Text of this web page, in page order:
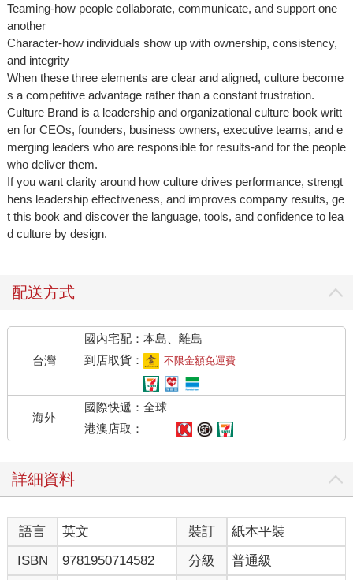
Teaming-how people collaborate, communicate, and support one
another
Character-how individuals show up with ownership, consistency,
and integrity
When these three elements are clear and aligned, culture become
s a competitive advantage rather than a constant frustration.
Culture Brand is a leadership and organizational culture book writt
en for CEOs, founders, business owners, executive teams, and e
merging leaders who are responsible for results-and for the people
who deliver them.
If you want clarity around how culture drives performance, strengt
hens leadership effectiveness, and improves company results, ge
t this book and discover the language, tools, and confidence to lea
d culture by design.
配送方式
台灣
國內宅配：本島、離島
到店取貨：
不限金額免運費
海外
國際快遞：全球
港澳店取：
詳細資料
語言 英文 裝訂
紙本平裝
ISBN
9781950714582 分級 普通級